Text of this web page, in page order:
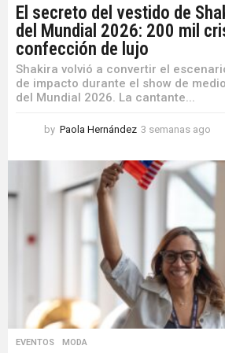
El secreto del vestido de
del Mundial 2026: 200 mil
confección de lujo
Shakira volvió a convertir el
de impacto durante el show de
del Mundial 2026. La cantante...
by Paola Hernández 3 semanas ago
e
a
s
g
o
EVENTOS ,MODA